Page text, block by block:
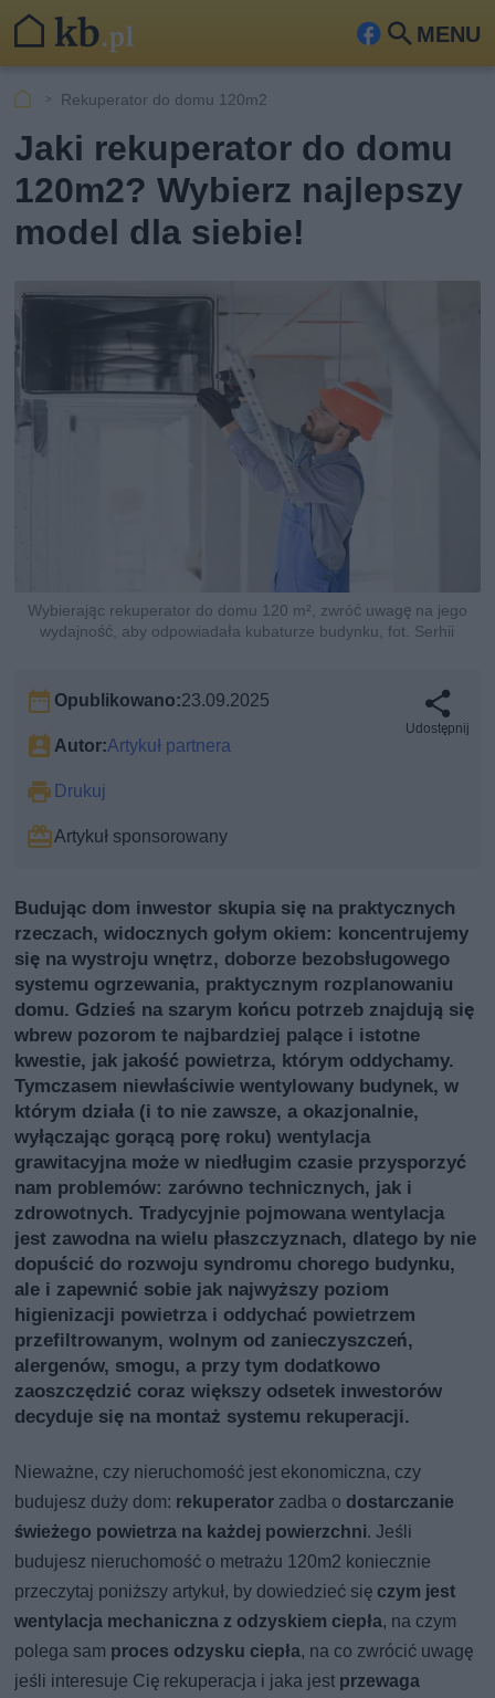
MENU
Fa Szu
Rekuperator do domu 120m2
Jaki rekuperator do domu
120m2? Wybierz najlepszy
model dla siebie!
Wybierając rekuperator do domu 120 m², zwróć uwagę na jego
wydajność, aby odpowiadała kubaturze budynku, fot. Serhii
Opublikowano:23.09.2025
Autor:Artykuł partnera
Drukuj
Artykuł sponsorowany
Udostępnij
Budując dom inwestor skupia się na praktycznych
rzeczach, widocznych gołym okiem: koncentrujemy
się na wystroju wnętrz, doborze bezobsługowego
systemu ogrzewania, praktycznym rozplanowaniu
domu. Gdzieś na szarym końcu potrzeb znajdują się
wbrew pozorom te najbardziej palące i istotne
kwestie, jak jakość powietrza, którym oddychamy.
Tymczasem niewłaściwie wentylowany budynek, w
którym działa (i to nie zawsze, a okazjonalnie,
wyłączając gorącą porę roku) wentylacja
grawitacyjna może w niedługim czasie przysporzyć
nam problemów: zarówno technicznych, jak i
zdrowotnych. Tradycyjnie pojmowana wentylacja
jest zawodna na wielu płaszczyznach, dlatego by nie
dopuścić do rozwoju syndromu chorego budynku,
ale i zapewnić sobie jak najwyższy poziom
higienizacji powietrza i oddychać powietrzem
przefiltrowanym, wolnym od zanieczyszczeń,
alergenów, smogu, a przy tym dodatkowo
zaoszczędzić coraz większy odsetek inwestorów
decyduje się na montaż systemu rekuperacji.
Nieważne, czy nieruchomość jest ekonomiczna, czy
budujesz duży dom: rekuperator zadba o dostarczanie
świeżego powietrza na każdej powierzchni. Jeśli
budujesz nieruchomość o metrażu 120m2 koniecznie
przeczytaj poniższy artykuł, by dowiedzieć się czym jest
wentylacja mechaniczna z odzyskiem ciepła, na czym
polega sam proces odzysku ciepła, na co zwrócić uwagę
jeśli interesuje Cię rekuperacja i jaka jest przewaga